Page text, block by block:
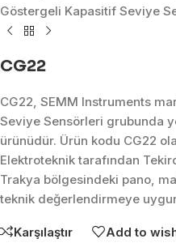
Göstergeli Kapasitif Seviye
CG22
CG22, SEMM Instruments
Seviye Sensörleri grubunda
ürünüdür. Ürün kodu CG22
Elektroteknik tarafından
Trakya bölgesindeki pano,
teknik değerlendirmeye
Karşılaştır Add to